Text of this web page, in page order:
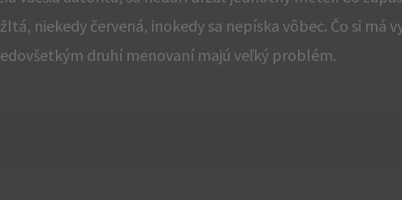
niekedy červená, inokedy sa nepíska vôbec. Čo si má
druhí menovaní majú veľký problém.